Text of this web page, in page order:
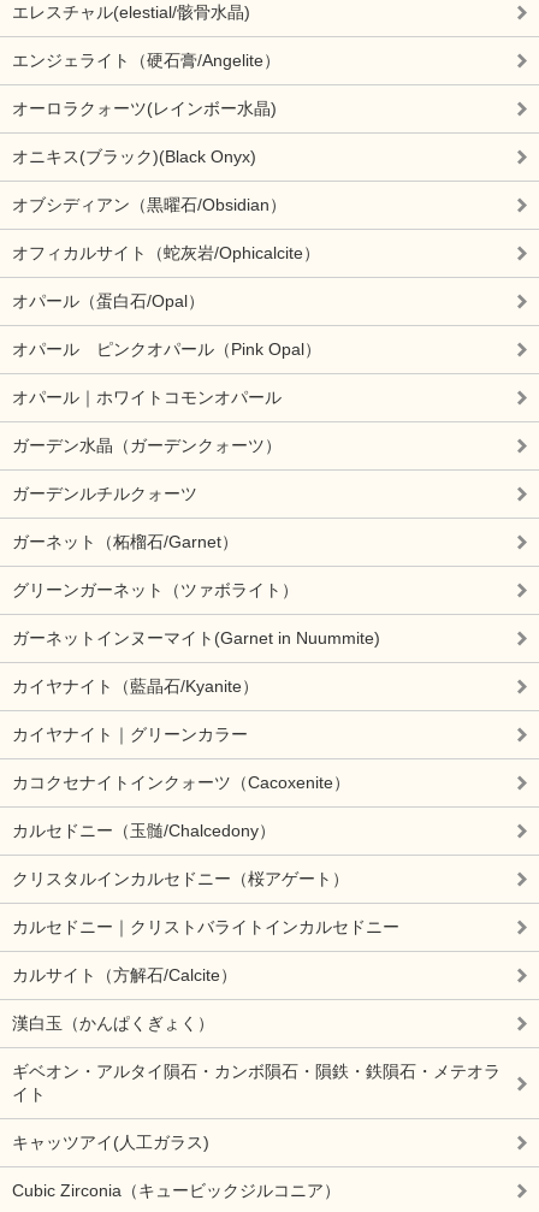
エレスチャル(elestial/骸骨水晶)
エンジェライト（硬石膏/Angelite）
オーロラクォーツ(レインボー水晶)
オニキス(ブラック)(Black Onyx)
オブシディアン（黒曜石/Obsidian）
オフィカルサイト（蛇灰岩/Ophicalcite）
オパール（蛋白石/Opal）
オパール ピンクオパール（Pink Opal）
オパール｜ホワイトコモンオパール
ガーデン水晶（ガーデンクォーツ）
ガーデンルチルクォーツ
ガーネット（柘榴石/Garnet）
グリーンガーネット（ツァボライト）
ガーネットインヌーマイト(Garnet in Nuummite)
カイヤナイト（藍晶石/Kyanite）
カイヤナイト｜グリーンカラー
カコクセナイトインクォーツ（Cacoxenite）
カルセドニー（玉髄/Chalcedony）
クリスタルインカルセドニー（桜アゲート）
カルセドニー｜クリストバライトインカルセドニー
カルサイト（方解石/Calcite）
漢白玉（かんぱくぎょく）
ギベオン・アルタイ隕石・カンボ隕石・隕鉄・鉄隕石・メテオラ
イト
キャッツアイ(人工ガラス)
Cubic Zirconia（キュービックジルコニア）